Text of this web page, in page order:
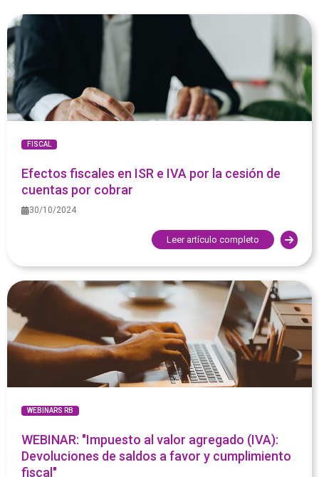
FISCAL
Efectos fiscales en ISR e IVA por la cesión de
cuentas por cobrar
30/10/2024
Leer artículo completo
WEBINARS RB
WEBINAR: "Impuesto al valor agregado (IVA):
Devoluciones de saldos a favor y cumplimiento
fiscal"